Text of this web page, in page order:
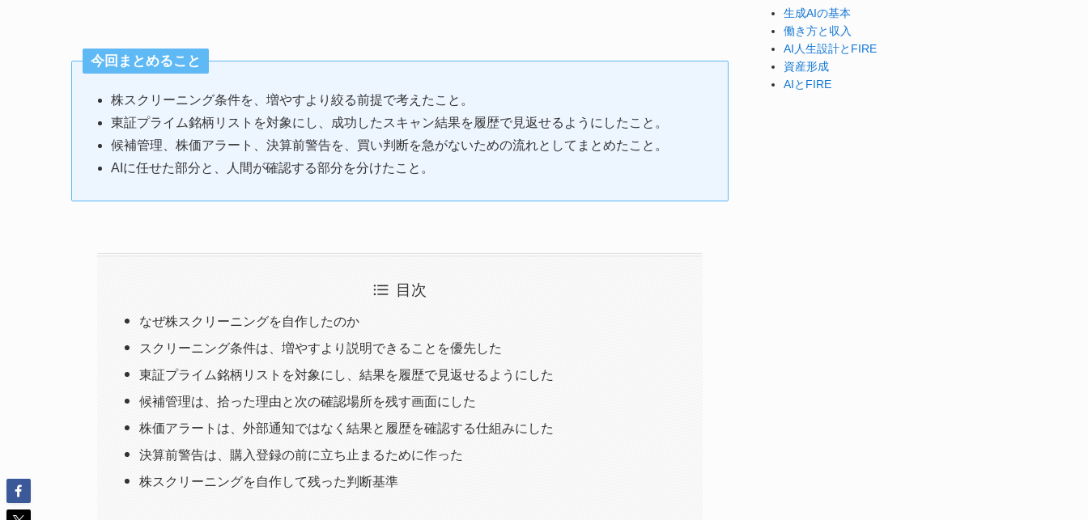
今回まとめること
株スクリーニング条件を、増やすより絞る前提で考えたこと。
東証プライム銘柄リストを対象にし、成功したスキャン結果を履歴で見返せるようにしたこと。
候補管理、株価アラート、決算前警告を、買い判断を急がないための流れとしてまとめたこと。
AIに任せた部分と、人間が確認する部分を分けたこと。
目次
なぜ株スクリーニングを自作したのか
スクリーニング条件は、増やすより説明できることを優先した
東証プライム銘柄リストを対象にし、結果を履歴で見返せるようにした
候補管理は、拾った理由と次の確認場所を残す画面にした
株価アラートは、外部通知ではなく結果と履歴を確認する仕組みにした
決算前警告は、購入登録の前に立ち止まるために作った
株スクリーニングを自作して残った判断基準
生成AIの基本
働き方と収入
AI人生設計とFIRE
資産形成
AIとFIRE